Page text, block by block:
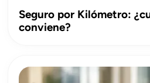
Seguro por Kilómetro:
conviene?